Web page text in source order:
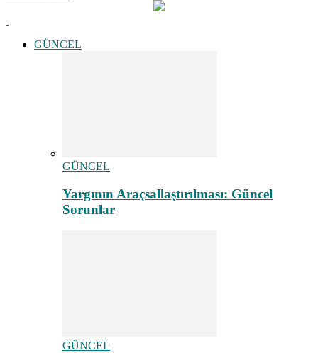
GÜNCEL
GÜNCEL
Yargının Araçsallaştırılması: Güncel
Sorunlar
GÜNCEL